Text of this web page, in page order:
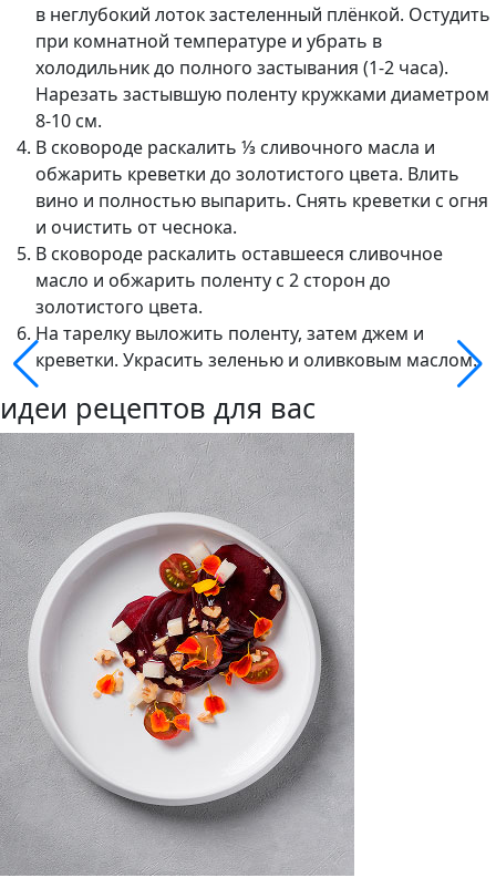
в неглубокий лоток застеленный плёнкой. Остудить
при комнатной температуре и убрать в
холодильник до полного застывания (1-2 часа).
Нарезать застывшую поленту кружками диаметром
8-10 см.
В сковороде раскалить ⅓ сливочного масла и
обжарить креветки до золотистого цвета. Влить
вино и полностью выпарить. Снять креветки с огня
и очистить от чеснока.
В сковороде раскалить оставшееся сливочное
масло и обжарить поленту с 2 сторон до
золотистого цвета.
На тарелку выложить поленту, затем джем и
креветки. Украсить зеленью и оливковым маслом.
идеи рецептов для вас